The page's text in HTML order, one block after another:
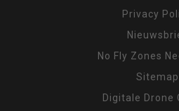
Privacy
No Fly Zones
Sitemap
Digitale Drone